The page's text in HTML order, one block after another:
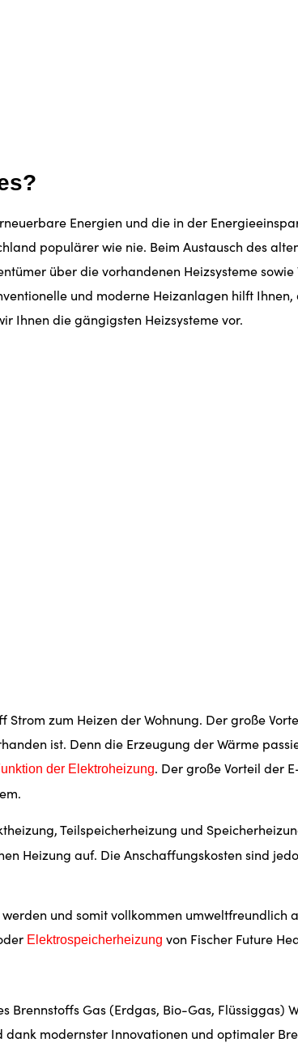
Energien und die in der
populärer wie nie. Beim Austausch des
über die vorhandenen Heizsysteme
und moderne Heizanlagen hilft
Ihnen die gängigsten Heizsysteme vor.
zum Heizen der Wohnung. Der große
ist. Denn die Erzeugung der Wärme
der Elektroheizung. Der große Vorteil der
Teilspeicherheizung und
Heizung auf. Die Anschaffungskosten sind
und somit vollkommen
Elektrospeicherheizung von Fischer Future
Brennstoffs Gas (Erdgas, Bio-Gas, Flüssiggas)
modernster Innovationen und optimaler